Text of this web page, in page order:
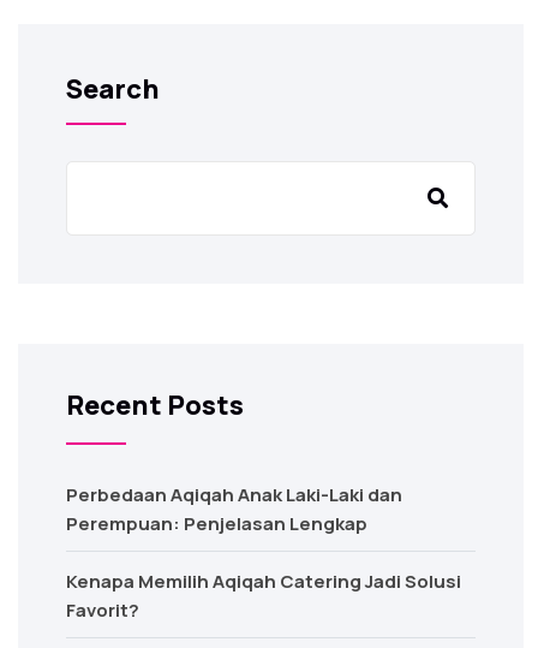
Search
Recent Posts
Perbedaan Aqiqah Anak Laki-Laki dan
Perempuan: Penjelasan Lengkap
Kenapa Memilih Aqiqah Catering Jadi Solusi
Favorit?